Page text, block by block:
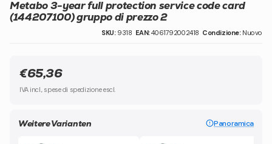
Metabo 3-year full protection service code card
(144207100) gruppo di prezzo 2
SKU: 9318 EAN:4061792002418 Condizione: Nuovo
€65,36
IVA incl., spese di spedizione escl.
Weitere Varianten Panoramica